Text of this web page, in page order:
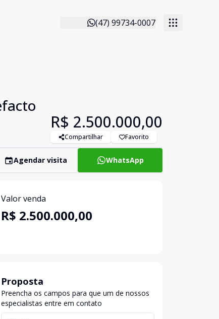
(47) 99734-0007
R$ 2.500.000,00
Compartilhar Favorito
Agendar visita WhatsApp
Valor venda
R$ 2.500.000,00
Proposta
Preencha os campos para que um de nossos
especialistas entre em contato